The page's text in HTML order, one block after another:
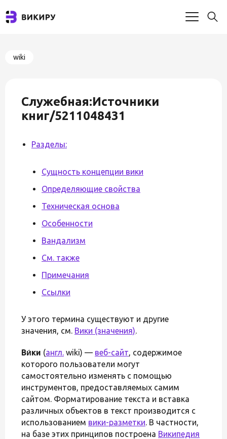
wiki
Служебная:Источники
книг/5211048431
Разделы:
Сущность концепции вики
Определяющие свойства
Техническая основа
Особенности
Вандализм
См. также
Примечания
Ссылки
У этого термина существуют и другие
значения, см. Вики (значения).
Ви́ки (англ. wiki) — веб-сайт, содержимое
которого пользователи могут
самостоятельно изменять с помощью
инструментов, предоставляемых самим
сайтом. Форматирование текста и вставка
различных объектов в текст производится с
использованием вики-разметки. В частности,
на базе этих принципов построена Википедия